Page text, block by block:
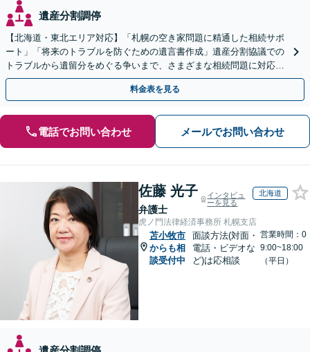
遺産分割調停
【北海道・東北エリア対応】「札幌の空き家問題に精通した相続サポ
ート」「将来のトラブルを防ぐための遺言書作成」遺産分割協議での
トラブルから遺留分をめぐる争いまで、さまざまな相続問題に対応し
ています「アクセス良好・WEB面談対応で安心の相談」
料金表を見る
電話でお問い合わせ メールでお問い合わせ
佐藤 光子
弁護士
インタビュ
ーを見る
北海道
虎ノ門法律経済事務所 札幌支店
苫小牧市
からも相
談受付中
面談方法(対面・
電話・ビデオな
ど)は応相談
営業時間：0
9:00~18:00
（平日）